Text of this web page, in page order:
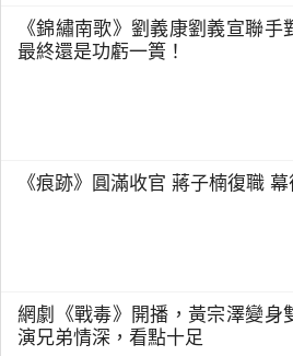
《錦繡南歌》劉義康劉義宣聯手
最終還是功虧一簣！
《痕跡》圓滿收官 蔣子楠復職
網劇《戰毒》開播，黃宗澤變身
演兄弟情深，看點十足